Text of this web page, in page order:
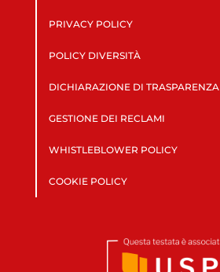
PRIVACY POLICY
POLICY DIVERSITÀ
DICHIARAZIONE DI TRASPARENZA
GESTIONE DEI RECLAMI
WHISTLEBLOWER POLICY
COOKIE POLICY